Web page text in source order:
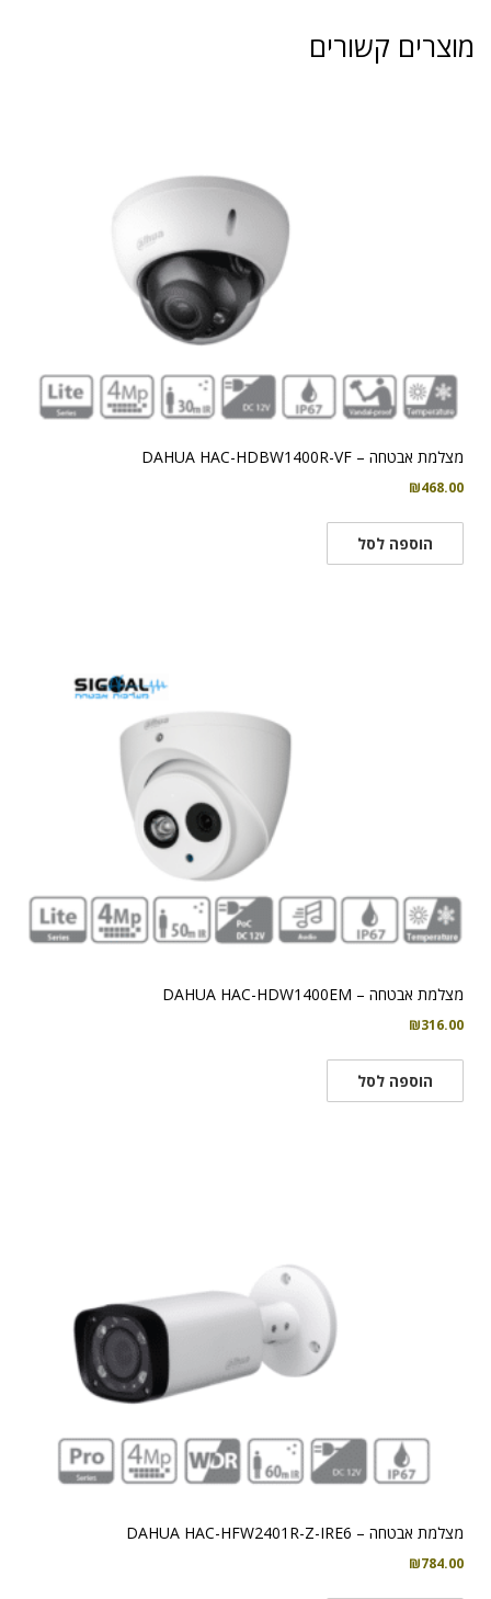
מוצרים קשורים
מצלמת אבטחה – DAHUA HAC-HDBW1400R-VF
₪468.00
הוספה לסל
מצלמת אבטחה – DAHUA HAC-HDW1400EM
₪316.00
הוספה לסל
מצלמת אבטחה – DAHUA HAC-HFW2401R-Z-IRE6
₪784.00